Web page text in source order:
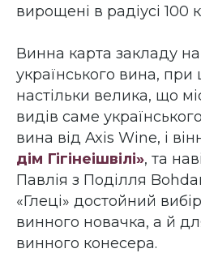
вирощені в радіусі 100
Винна карта закладу
українського вина, при
настільки велика, що
видів саме
вина від Axis Wine, і
дім Гігінеішвілі», та
Павлія з Поділля
«Глеці» достойний
винного новачка, а й
винного конесера.